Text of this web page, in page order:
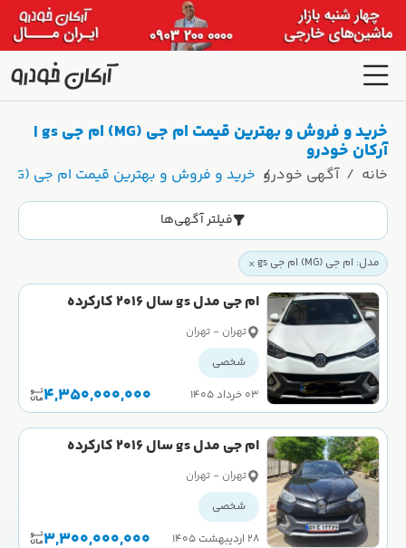
خرید و فروش و بهترین قیمت ام جی (MG) ام جی gs |
آرکان خودرو
خانه آگهی خودرو خرید و فروش و بهترین قیمت ام جی (MG) ام جی gs | آرکان خودرو
فیلتر آگهی‌ها
مدل: ام جی (MG) ام جی gs
ام جی مدل gs سال 2016 کارکرده
تهران - تهران
شخصی
۰۳ خرداد ۱۴۰۵
4,350,000,000
ام جی مدل gs سال 2016 کارکرده
تهران - تهران
شخصی
۲۸ اردیبهشت ۱۴۰۵
3,300,000,000